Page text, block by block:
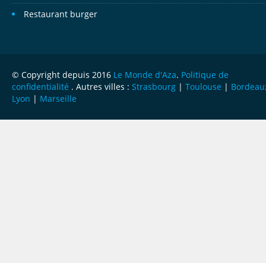
Restaurant burger
© Copyright depuis 2016 Le Monde d'Aza. Politique de
confidentialité . Autres villes : Strasbourg | Toulouse |
Lyon | Marseille